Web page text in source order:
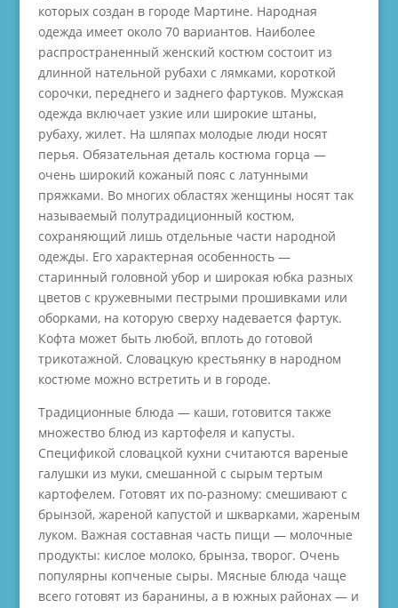
которых создан в городе Мартине. Народная
одежда имеет около 70 вариантов. Наиболее
распространенный женский костюм состоит из
длинной нательной рубахи с лямками, короткой
сорочки, переднего и заднего фартуков. Мужская
одежда включает узкие или широкие штаны,
рубаху, жилет. На шляпах молодые люди носят
перья. Обязательная деталь костюма горца —
очень широкий кожаный пояс с латунными
пряжками. Во многих областях женщины носят так
называемый полутрадиционный костюм,
сохраняющий лишь отдельные части народной
одежды. Его характерная особенность —
старинный головной убор и широкая юбка разных
цветов с кружевными пестрыми прошивками или
оборками, на которую сверху надевается фартук.
Кофта может быть любой, вплоть до готовой
трикотажной. Словацкую крестьянку в народном
костюме можно встретить и в городе.
Традиционные блюда — каши, готовится также
множество блюд из картофеля и капусты.
Спецификой словацкой кухни считаются вареные
галушки из муки, смешанной с сырым тертым
картофелем. Готовят их по-разному: смешивают с
брынзой, жареной капустой и шкварками, жареным
луком. Важная составная часть пищи — молочные
продукты: кислое молоко, брынза, творог. Очень
популярны копченые сыры. Мясные блюда чаще
всего готовят из баранины, а в южных районах — и